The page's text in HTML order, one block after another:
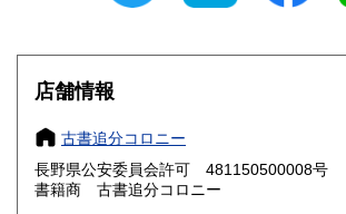
大阪府
奈良県
鳥取県 600円 島根県
店舗情報
古書追分コロニー
長野県公安委員会許可 481150500008号
書籍商 古書追分コロニー